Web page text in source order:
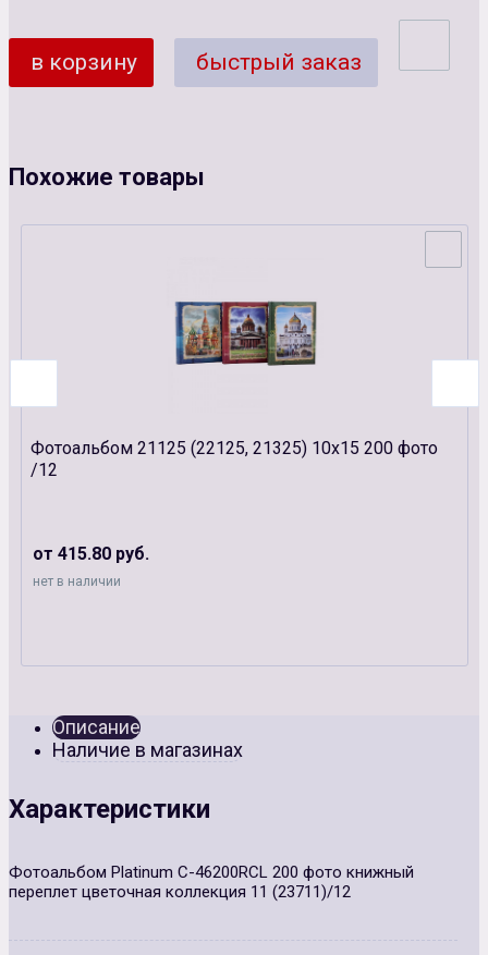
в корзину быстрый заказ
Похожие товары
Фотоальбом 21125 (22125, 21325) 10х15 200 фото
/12
от 415.80 руб.
нет в наличии
Описание
Наличие в магазинах
Характеристики
Фотоальбом Platinum C-46200RCL 200 фото книжный
переплет цветочная коллекция 11 (23711)/12